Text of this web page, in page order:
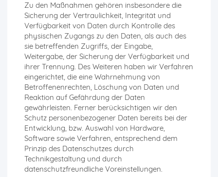
Zu den Maßnahmen gehören insbesondere die
Sicherung der Vertraulichkeit, Integrität und
Verfügbarkeit von Daten durch Kontrolle des
physischen Zugangs zu den Daten, als auch des
sie betreffenden Zugriffs, der Eingabe,
Weitergabe, der Sicherung der Verfügbarkeit und
ihrer Trennung. Des Weiteren haben wir Verfahren
eingerichtet, die eine Wahrnehmung von
Betroffenenrechten, Löschung von Daten und
Reaktion auf Gefährdung der Daten
gewährleisten. Ferner berücksichtigen wir den
Schutz personenbezogener Daten bereits bei der
Entwicklung, bzw. Auswahl von Hardware,
Software sowie Verfahren, entsprechend dem
Prinzip des Datenschutzes durch
Technikgestaltung und durch
datenschutzfreundliche Voreinstellungen.